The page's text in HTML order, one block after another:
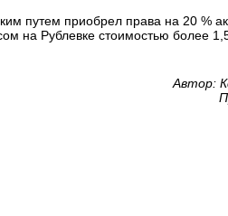
путем приобрел права на 20 %
на Рублевке стоимостью более
Автор: